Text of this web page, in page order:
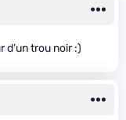
d’un trou noir :)